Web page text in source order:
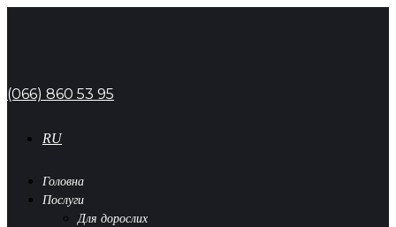
(066) 860 53 95
RU
Головна
Послуги
Для дорослих